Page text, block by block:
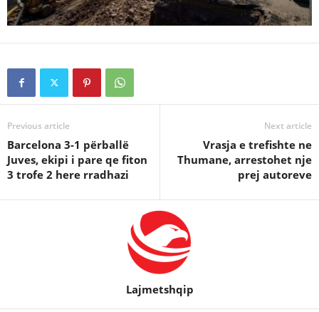
Previous article
Barcelona 3-1 përballë
Juves, ekipi i pare qe fiton
3 trofe 2 here rradhazi
Next article
Vrasja e trefishte ne
Thumane, arrestohet nje
prej autoreve
Lajmetshqip